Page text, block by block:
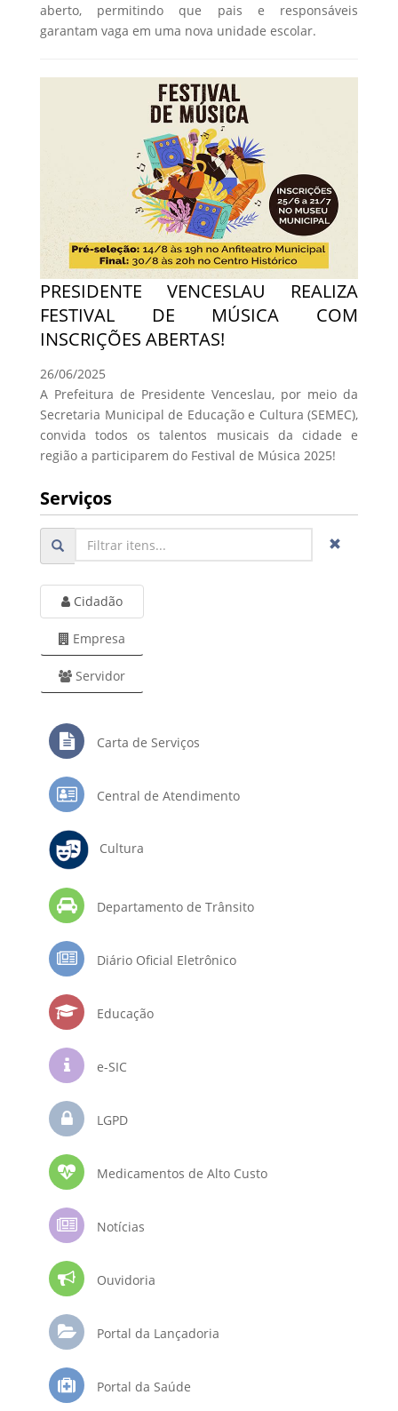
aberto, permitindo que pais e responsáveis
garantam vaga em uma nova unidade escolar.
PRESIDENTE VENCESLAU REALIZA
FESTIVAL DE MÚSICA COM
INSCRIÇÕES ABERTAS!
26/06/2025
A Prefeitura de Presidente Venceslau, por meio da
Secretaria Municipal de Educação e Cultura (SEMEC),
convida todos os talentos musicais da cidade e
região a participarem do Festival de Música 2025!
Serviços
Cidadão
Empresa
Servidor
Carta de Serviços
Central de Atendimento
Cultura
Departamento de Trânsito
Diário Oficial Eletrônico
Educação
e-SIC
LGPD
Medicamentos de Alto Custo
Notícias
Ouvidoria
Portal da Lançadoria
Portal da Saúde